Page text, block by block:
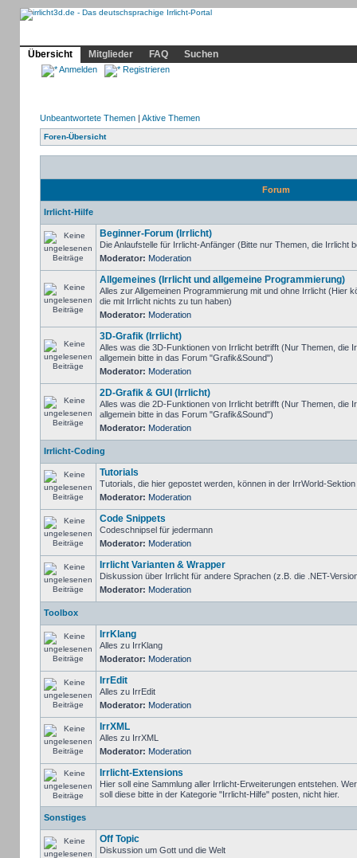
Übersicht
Mitglieder FAQ Suchen
Anmelden Registrieren
Unbeantwortete Themen| Aktive Themen
Foren-Übersicht
Forum
Irrlicht-Hilfe
Beginner-Forum (Irrlicht)
Die Anlaufstelle für Irrlicht-Anfänger (Bitte nur Themen, die Irrlicht
Moderator: Moderation
Allgemeines (Irrlicht und allgemeine Programmierung)
Alles zur Allgemeinen Programmierung mit und ohne Irrlicht (Hier
die mit Irrlicht nichts zu tun haben)
Moderator: Moderation
3D-Grafik (Irrlicht)
Alles was die 3D-Funktionen von Irrlicht betrifft (Nur Themen, die
allgemein bitte in das Forum "Grafik&Sound")
Moderator: Moderation
2D-Grafik & GUI (Irrlicht)
Alles was die 2D-Funktionen von Irrlicht betrifft (Nur Themen, die
allgemein bitte in das Forum "Grafik&Sound")
Moderator: Moderation
Irrlicht-Coding
Tutorials
Tutorials, die hier gepostet werden, können in der IrrWorld-
Moderator: Moderation
Code Snippets
Codeschnipsel für jedermann
Moderator: Moderation
Irrlicht Varianten & Wrapper
Diskussion über Irrlicht für andere Sprachen (z.B. die .NET-
Moderator: Moderation
Toolbox
IrrKlang
Alles zu IrrKlang
Moderator: Moderation
IrrEdit
Alles zu IrrEdit
Moderator: Moderation
IrrXML
Alles zu IrrXML
Moderator: Moderation
Irrlicht-Extensions
Hier soll eine Sammlung aller Irrlicht-Erweiterungen entstehen.
soll diese bitte in der Kategorie "Irrlicht-Hilfe" posten, nicht hier.
Sonstiges
Off Topic
Diskussion um Gott und die Welt